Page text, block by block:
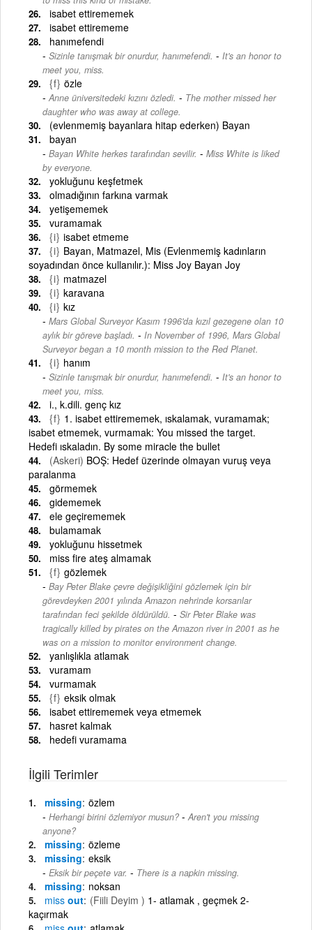
isabet ettirememek
isabet ettirememe
hanımefendi
Sizinle tanışmak bir onurdur, hanımefendi. - It's an honor to
meet you, miss.
{f} özle
Anne üniversitedeki kızını özledi. - The mother missed her
daughter who was away at college.
(evlenmemiş bayanlara hitap ederken) Bayan
bayan
Bayan White herkes tarafından sevilir. - Miss White is liked
by everyone.
yokluğunu keşfetmek
olmadığının farkına varmak
yetişememek
vuramamak
{i} isabet etmeme
{i} Bayan, Matmazel, Mis (Evlenmemiş kadınların
soyadından önce kullanılır.): Miss Joy Bayan Joy
{i} matmazel
{i} karavana
{i} kız
Mars Global Surveyor Kasım 1996'da kızıl gezegene olan 10
aylık bir göreve başladı. - In November of 1996, Mars Global
Surveyor began a 10 month mission to the Red Planet.
{i} hanım
Sizinle tanışmak bir onurdur, hanımefendi. - It's an honor to
meet you, miss.
i., k.dili. genç kız
{f} 1. isabet ettirememek, ıskalamak, vuramamak;
isabet etmemek, vurmamak: You missed the target.
Hedefi ıskaladın. By some miracle the bullet
(Askeri) BOŞ: Hedef üzerinde olmayan vuruş veya
paralanma
görmemek
gidememek
ele geçirememek
bulamamak
yokluğunu hissetmek
miss fire ateş almamak
{f} gözlemek
Bay Peter Blake çevre değişikliğini gözlemek için bir
görevdeyken 2001 yılında Amazon nehrinde korsanlar
tarafından feci şekilde öldürüldü. - Sir Peter Blake was
tragically killed by pirates on the Amazon river in 2001 as he
was on a mission to monitor environment change.
yanlışlıkla atlamak
vuramam
vurmamak
{f} eksik olmak
isabet ettirememek veya etmemek
hasret kalmak
hedefi vuramama
İlgili Terimler
missing özlem
Herhangi birini özlemiyor musun? - Aren't you missing
anyone?
missing özleme
missing eksik
Eksik bir peçete var. - There is a napkin missing.
missing noksan
miss out (Fiili Deyim ) 1- atlamak , geçmek 2-
kaçırmak